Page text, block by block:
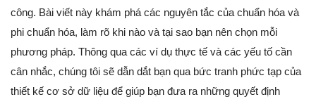
công. Bài viết này khám phá các nguyên tắc của chuẩn hóa và
phi chuẩn hóa, làm rõ khi nào và tại sao bạn nên chọn mỗi
phương pháp. Thông qua các ví dụ thực tế và các yếu tố cần
cân nhắc, chúng tôi sẽ dẫn dắt bạn qua bức tranh phức tạp của
thiết kế cơ sở dữ liệu để giúp bạn đưa ra những quyết định